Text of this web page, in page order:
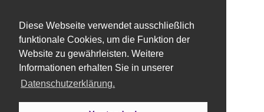
Diese Webseite verwendet ausschließlich
funktionale Cookies, um die Funktion der
Website zu gewährleisten. Weitere
Informationen erhalten Sie in unserer
Datenschutzerklärung.